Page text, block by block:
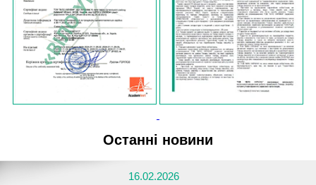
Останні новини
16.02.2026